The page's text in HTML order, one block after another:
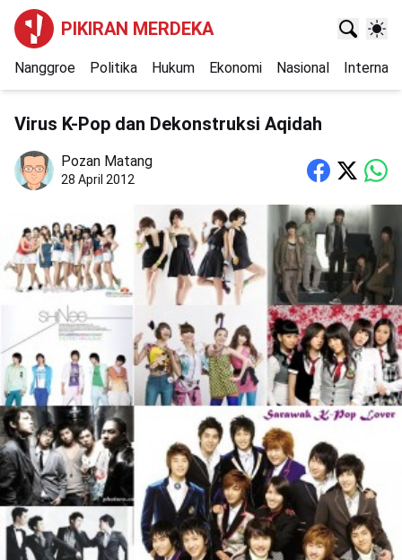
PIKIRAN MERDEKA
Nanggroe Politika Hukum Ekonomi Nasional
Virus K-Pop dan Dekonstruksi Aqidah
Pozan Matang
28 April 2012